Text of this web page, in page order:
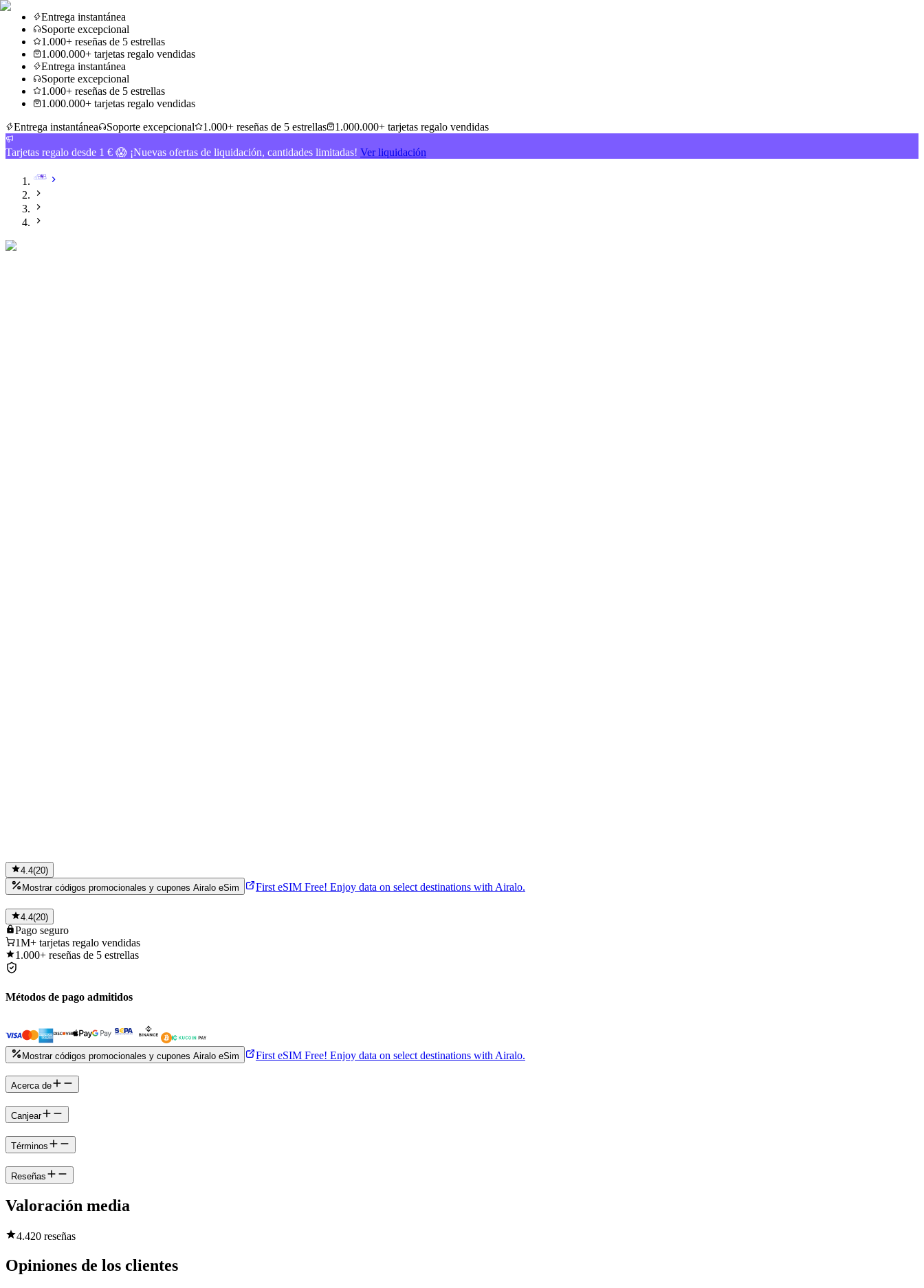
Entrega instantánea
Soporte excepcional
1.000+ reseñas de 5 estrellas
1.000.000+ tarjetas regalo vendidas
Entrega instantánea
Soporte excepcional
1.000+ reseñas de 5 estrellas
1.000.000+ tarjetas regalo vendidas
Entrega instantánea
Soporte excepcional 1.000+ reseñas de 5 estrellas 1.000.000+ tarjetas regalo vendidas
Tarjetas regalo desde 1 € 😱 ¡Nuevas ofertas de liquidación, cantidades limitadas! Ver liquidación
4.4(20)
Mostrar códigos promocionales y cupones Airalo eSim
First eSIM Free! Enjoy data on select destinations with Airalo.
4.4(20)
Pago seguro
1M+ tarjetas regalo vendidas
1.000+ reseñas de 5 estrellas
Métodos de pago admitidos
Mostrar códigos promocionales y cupones Airalo eSim First eSIM Free! Enjoy data on select destinations with Airalo.
Acerca de
Canjear
Términos
Reseñas
Valoración media
4.420 reseñas
Opiniones de los clientes